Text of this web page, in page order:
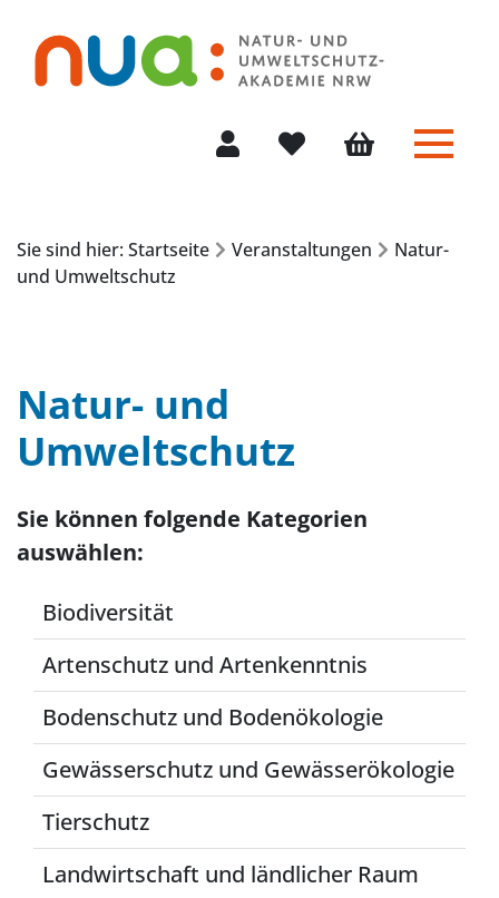
Menü
Sie sind hier: Startseite Veranstaltungen
Natur-
und Umweltschutz
Natur- und
Umweltschutz
Sie können folgende Kategorien
auswählen:
Biodiversität
Artenschutz und Artenkenntnis
Bodenschutz und Bodenökologie
Gewässerschutz und Gewässerökologie
Tierschutz
Landwirtschaft und ländlicher Raum